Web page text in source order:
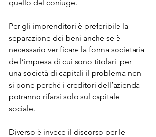
quello del coniuge.
Per gli imprenditori è preferibile la
separazione dei beni anche se è
necessario verificare la forma societaria
dell’impresa di cui sono titolari: per
una società di capitali il problema non
si pone perché i creditori dell’azienda
potranno rifarsi solo sul capitale
sociale.
Diverso è invece il discorso per le